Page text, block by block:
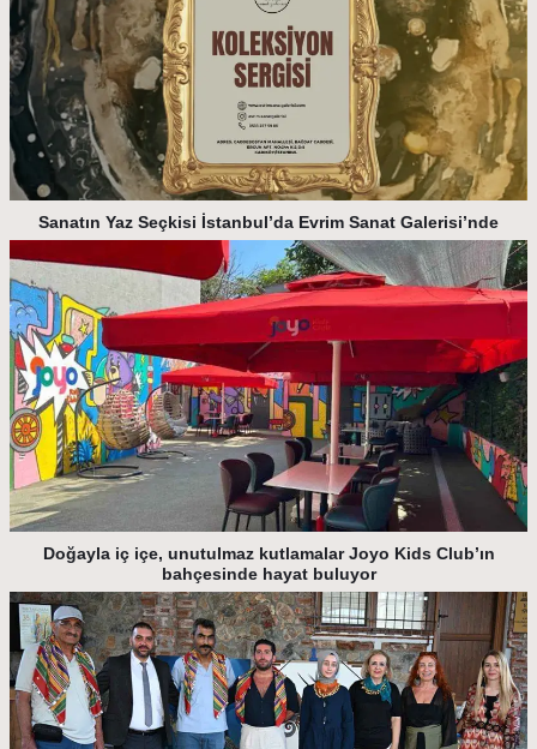
Sanatın Yaz Seçkisi İstanbul’da Evrim Sanat Galerisi’nde
Doğayla iç içe, unutulmaz kutlamalar Joyo Kids Club’ın
bahçesinde hayat buluyor